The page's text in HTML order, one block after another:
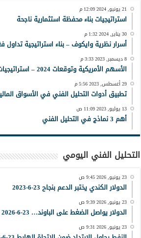
21 يونيو, 2024 12:09 م
استراتيجيات بناء محفظة استثمارية ناجحة
30 يناير, 2024 1:32 م
أسرار نظرية وايكوف – بناء استراتيجية تداول
8 ديسمبر, 2023 3:33 م
الأسهم الأمريكية وتوقعات 2024 – استراتيجيات وفرص أهم 5 أسهم
29 أغسطس, 2023 5:56 م
تطبيق أدوات التحليل الفني في الأسواق
13 يوليو, 2023 11:09 ص
أهم 3 نماذج في التحليل الفني
التحليل الفني اليومي
23 يونيو, 2026 9:45 ص
الدولار الكندي يختبر الدعم بنجاح 23-6-2023
23 يونيو, 2026 9:39 ص
الدولار يواصل الضغط على الباوند… 23-6-2026
23 يونيو, 2026 9:31 ص